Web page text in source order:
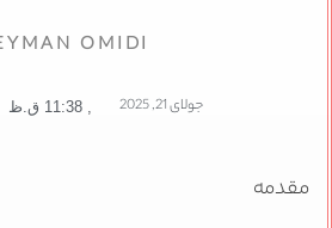
OMIDI
جولای 21, 2025 11:38 ق.ظ
مقدمه